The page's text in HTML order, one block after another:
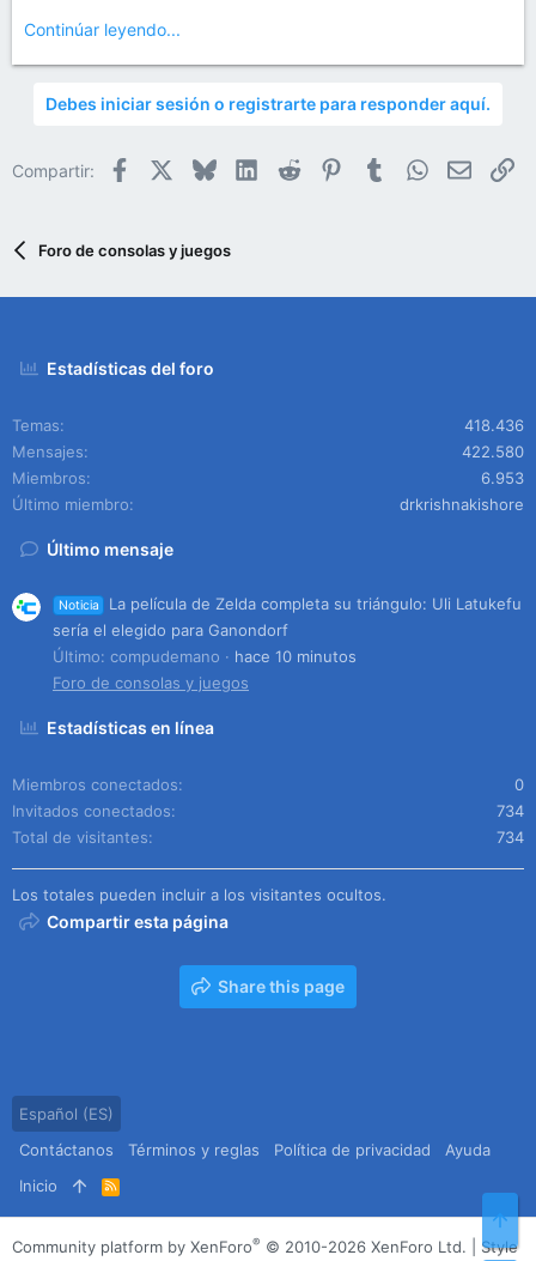
Continúar leyendo...
Debes iniciar sesión o registrarte para responder aquí.
Compartir: Facebook BlueskyLinkedIn
Reddit PinterestTumblrWhatsApp
Email
Foro de consolas y juegos
Estadísticas del foro
Temas
418.436
Mensajes
422.580
Miembros
6.953
Último miembro
drkrishnakishore
Último mensaje
Noticia
La película de Zelda completa su triángulo: Uli Latukefu
sería el elegido para Ganondorf
Último: compudemano
hace 10 minutos
Foro de consolas y juegos
Estadísticas en línea
Miembros conectados
0
Invitados conectados
734
Total de visitantes
734
Los totales pueden incluir a los visitantes ocultos.
Compartir esta página
Share this page
Español (ES)
Contáctanos
Términos y reglas Política de privacidad
Ayuda
Inicio
R
S
S
Community platform by XenForo® © 2010-2026 XenForo Ltd.
Style